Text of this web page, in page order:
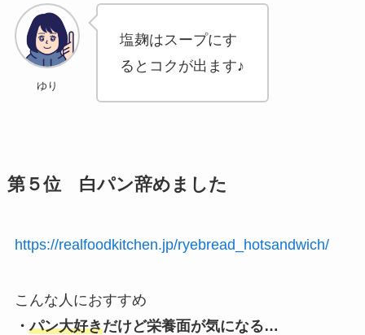
ゆり
塩麹はスープにす
るとコクが出ます♪
第５位 白パン辞めました
https://realfoodkitchen.jp/ryebread_hotsandwich/
こんな人におすすめ
・パン大好きだけど栄養面が気になる…